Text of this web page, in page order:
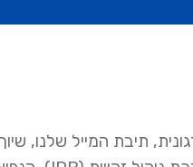
תיבת המייל שלנו,